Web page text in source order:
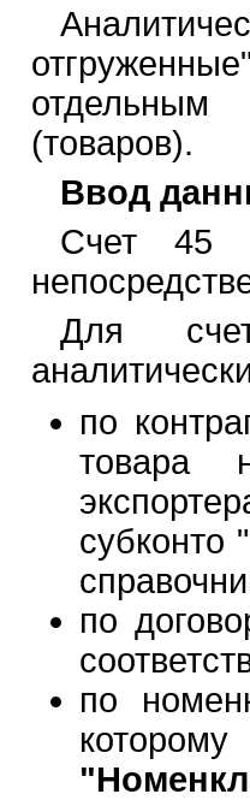
(товаров).
Ввод
Счет 45
Для
по
товара
субконто
по
по